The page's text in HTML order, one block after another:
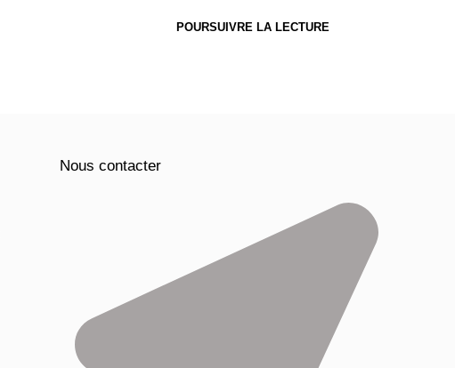
POURSUIVRE LA LECTURE
Nous contacter